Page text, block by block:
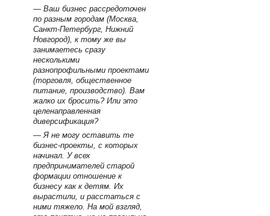
— Ваш бизнес рассредоточен
по разным городам (Москва,
Санкт-Петербург, Нижний
Новгород), к тому же вы
занимаетесь сразу
несколькими
разнопрофильными проектами
(торговля, общественное
питание, производство). Вам
жалко их бросить? Или это
целенаправленная
диверсификация?
— Я не могу оставить те
бизнес-проекты, с которых
начинал. У всех
предпринимателей старой
формации отношение к
бизнесу как к детям. Их
вырастили, и расстаться с
ними тяжело. На мой взгляд,